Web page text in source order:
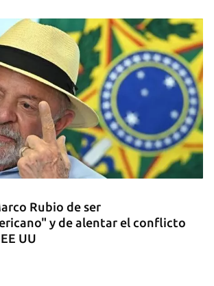
Rubio de ser
y de alentar el conflicto
UU